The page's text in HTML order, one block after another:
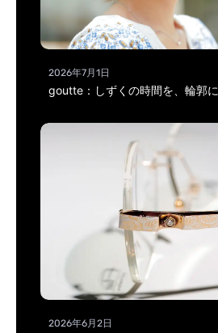
2026年7月1日
goutte：しずくの時間を、輪郭に
2026年6月2日